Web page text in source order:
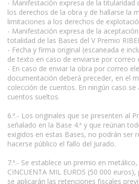
- Manifestación expresa de la
los derechos de la obra y de hallarse la
limitaciones a los derechos de
- Manifestación expresa de la
totalidad de las Bases del V Premio
- Fecha y firma original (escaneada e
de texto en caso de enviarse por correo
- En caso de enviar la obra por correo
documentación deberá preceder, en el
colección de cuentos. En ningún caso
cuentos sueltos.
6.ª.- Los originales que se presenten al
señalado en la Base 4.ª y que reúnan
exigidos en estas Bases, no podrán ser
hacerse público el fallo del Jurado.
7.ª.- Se establece un premio en
CINCUENTA MIL EUROS (50 000
se aplicarán las retenciones fiscales